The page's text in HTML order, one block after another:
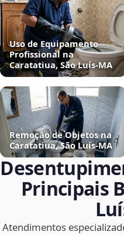
Uso de Equipamento
Profissional na
Caratatiua, São Luís‑MA
Remoção de Objetos na
Caratatiua, São Luís‑MA
Principais
Atendimentos